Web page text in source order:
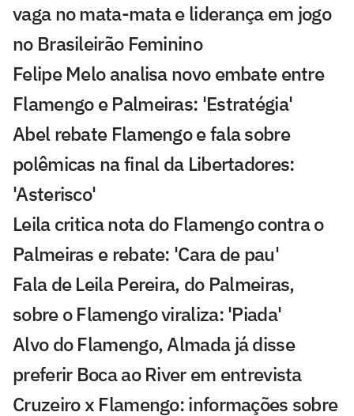
vaga no mata-mata e liderança em jogo
no Brasileirão Feminino
Felipe Melo analisa novo embate entre
Flamengo e Palmeiras: 'Estratégia'
Abel rebate Flamengo e fala sobre
polêmicas na final da Libertadores:
'Asterisco'
Leila critica nota do Flamengo contra o
Palmeiras e rebate: 'Cara de pau'
Fala de Leila Pereira, do Palmeiras,
sobre o Flamengo viraliza: 'Piada'
Alvo do Flamengo, Almada já disse
preferir Boca ao River em entrevista
Cruzeiro x Flamengo: informações sobre